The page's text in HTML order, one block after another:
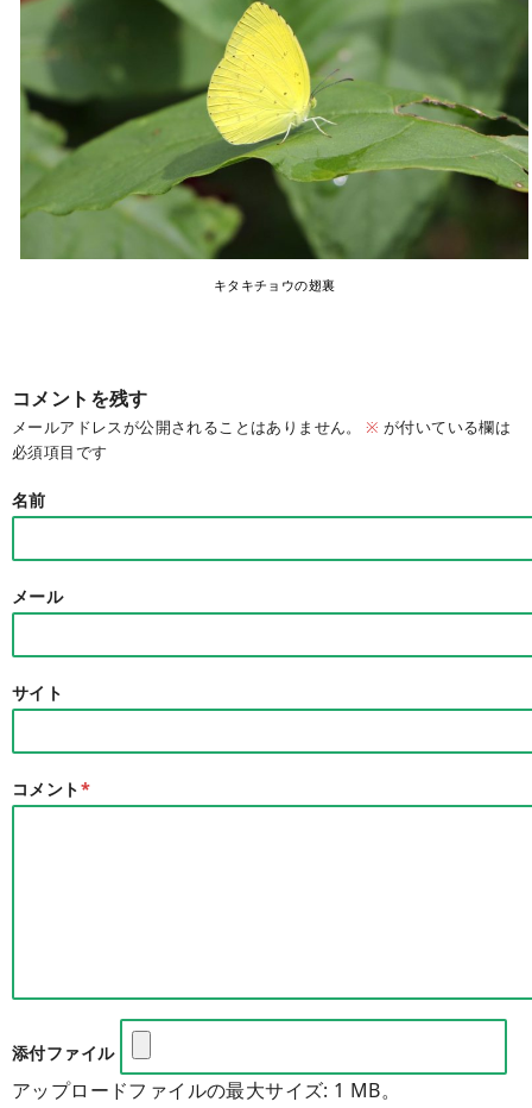
キタキチョウの翅裏
コメントを残す
メールアドレスが公開されることはありません。 ※ が付いている欄は
必須項目です
名前
メール
サイト
コメント*
添付ファイル
アップロードファイルの最大サイズ: 1 MB。